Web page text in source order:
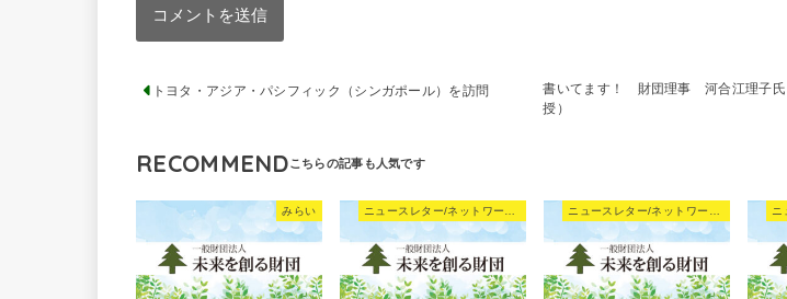
トヨタ・アジア・パシフィック（シンガポール）を訪問
書いてます！ 財団理事 河合江理子
授）
RECOMMEND
みらい